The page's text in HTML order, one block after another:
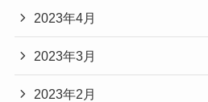
2023年4月
2023年3月
2023年2月